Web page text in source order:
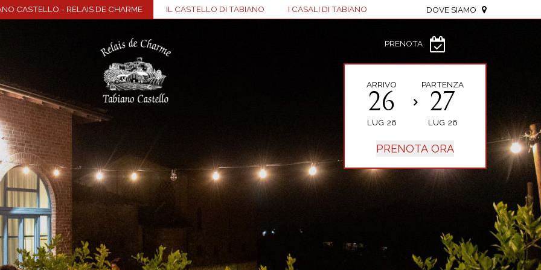
CASTELLO - RELAIS DE CHARME IL CASTELLO DI TABIANO I CASALI DI TABIANO DOVE SIAMO
PRENOTA
ARRIVO
26
LUG 26
PARTENZA
27
LUG 26
Home
Camere e Suite
Centro benessere
Ristorante
Meeting & eventi
Enogastronomia
Visite al Castello